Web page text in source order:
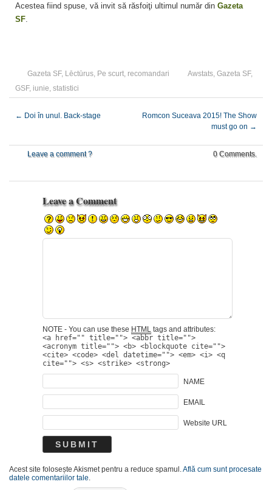
Acestea fiind spuse, vă invit să răsfoiţi ultimul număr din Gazeta
SF
Gazeta SF, Lēctūrus Pe scurt recomandari Awstats Gazeta SF,
GSF, iunie statistici
← Doi în unul. Back-stage
Romcon Suceava 2015! The Show
must go on →
Leave a comment ? 0 Comments.
Leave a Comment
NOTE - You can use these HTML tags and attributes:
<a href="" title=""> <abbr title="">
<acronym title=""> <b> <blockquote cite="">
<cite> <code> <del datetime=""> <em> <i> <q
cite=""> <s> <strike> <strong>
NAME
EMAIL
Website URL
Acest site folosește Akismet pentru a reduce spamul. Află cum sunt procesate
datele comentariilor tale